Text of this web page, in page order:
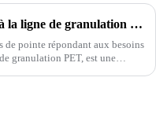
Amélioration de la granulation du PET grâce à la ligne de granulation PET de Jiarui
de pointe répondant aux besoins
granulation PET, est une